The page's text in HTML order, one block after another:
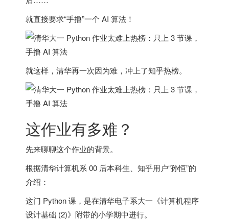
就直接要求“手撸”一个 AI 算法！
就这样，清华再一次因为难，冲上了知乎热榜。
这作业有多难？
先来聊聊这个作业的背景。
根据清华计算机系 00 后本科生、知乎用户“孙恒”的
介绍：
这门 Python 课，是在清华电子系大一《计算机程序
设计基础 (2)》附带的小学期中进行。